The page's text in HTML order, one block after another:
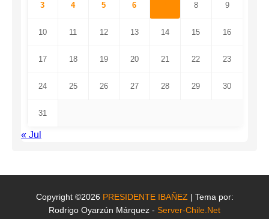
3 4 5 6 8 9
10 11 12 13 14 15 16
17 18 19 20 21 22 23
24 25 26 27 28 29 30
31
« Jul
Copyright ©2026 PRESIDENTE IBAÑEZ | Tema por:
Rodrigo Oyarzún Márquez - Server-Chile.Net